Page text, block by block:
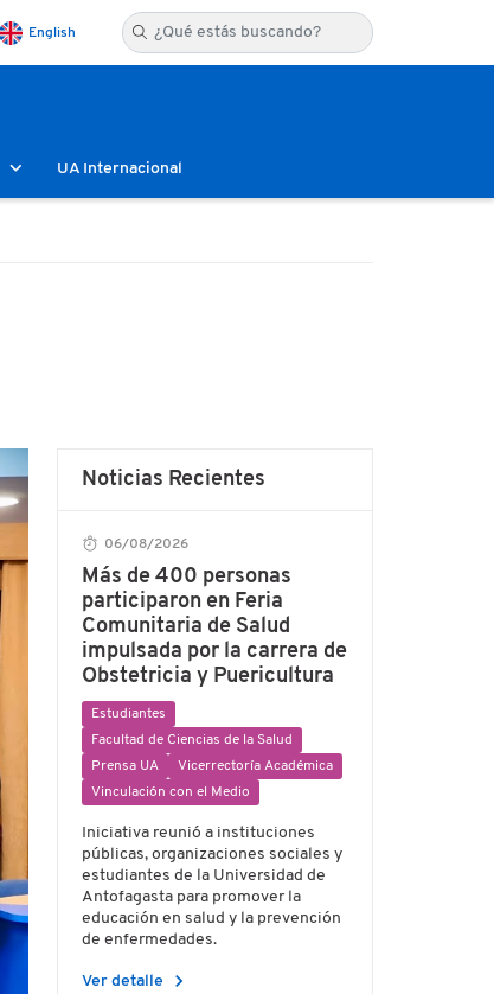
English
UA Internacional
Noticias Recientes
06/08/2026
Más de 400 personas
participaron en Feria
Comunitaria de Salud
impulsada por la carrera de
Obstetricia y Puericultura
Estudiantes
Facultad de Ciencias de la Salud
Prensa UA
Vicerrectoría Académica
Vinculación con el Medio
Iniciativa reunió a instituciones
públicas, organizaciones sociales y
estudiantes de la Universidad de
Antofagasta para promover la
educación en salud y la prevención
de enfermedades.
Ver detalle chevron_right